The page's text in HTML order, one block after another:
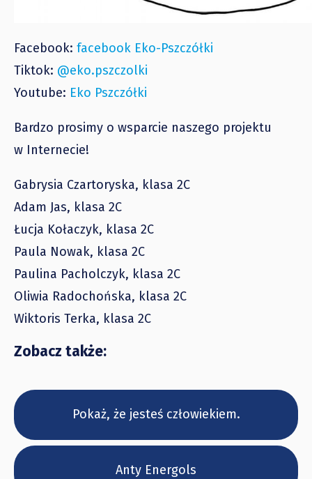
Facebook: facebook Eko-Pszczółki
Tiktok: @eko.pszczolki
Youtube: Eko Pszczółki
Bardzo prosimy o wsparcie naszego projektu
w Internecie!
Gabrysia Czartoryska, klasa 2C
Adam Jas, klasa 2C
Łucja Kołaczyk, klasa 2C
Paula Nowak, klasa 2C
Paulina Pacholczyk, klasa 2C
Oliwia Radochońska, klasa 2C
Wiktoris Terka, klasa 2C
Zobacz także:
Pokaż, że jesteś człowiekiem.
Anty Energols